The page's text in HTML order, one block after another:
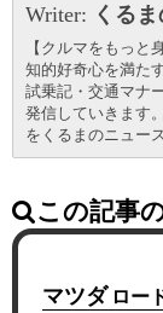
Writer: くる
【クルマをもっと
知的好奇心を満た
試乗記・交通マナ
発信していきます
をくるまのニュー
この記事
マツダ ロー